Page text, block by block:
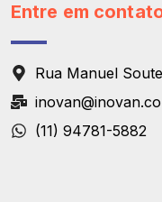
Entre em
Rua Manuel
(11) 94781-5882